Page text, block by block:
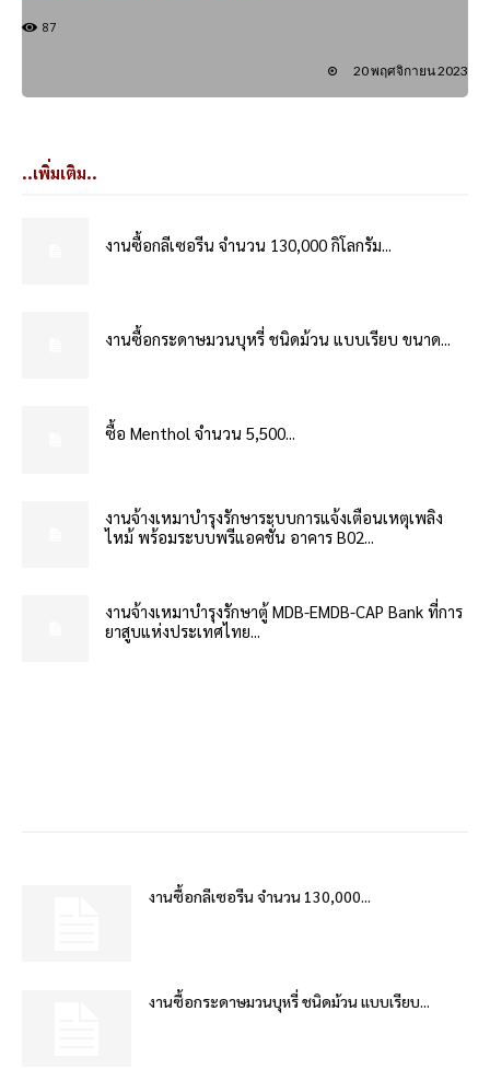
87
20 พฤศจิกายน 2023
..เพิ่มเติม..
งานซื้อกลีเซอรีน จำนวน 130,000 กิโลกรัม...
งานซื้อกระดาษมวนบุหรี่ ชนิดม้วน แบบเรียบ ขนาด...
ซื้อ Menthol จำนวน 5,500...
งานจ้างเหมาบำรุงรักษาระบบการแจ้งเตือนเหตุเพลิง
ไหม้ พร้อมระบบพรีแอคชั่น อาคาร B02...
งานจ้างเหมาบำรุงรักษาตู้ MDB-EMDB-CAP Bank ที่การ
ยาสูบแห่งประเทศไทย...
งานซื้อกลีเซอรีน จำนวน 130,000...
งานซื้อกระดาษมวนบุหรี่ ชนิดม้วน แบบเรียบ...